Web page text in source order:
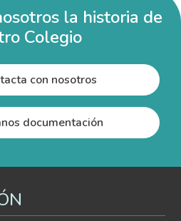
la historia de
Colegio
con nosotros
documentación